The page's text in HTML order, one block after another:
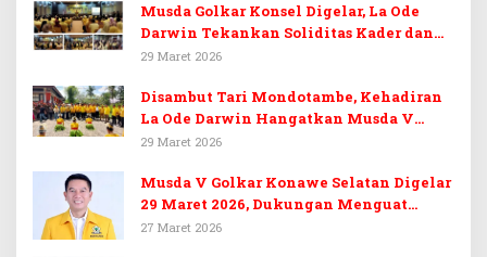
Musda Golkar Konsel Digelar, La Ode
Darwin Tekankan Soliditas Kader dan
Target 14 Kursi DPRD Konawe Selatan
29 Maret 2026
Disambut Tari Mondotambe, Kehadiran
La Ode Darwin Hangatkan Musda V
Golkar Konsel
29 Maret 2026
Musda V Golkar Konawe Selatan Digelar
29 Maret 2026, Dukungan Menguat
untuk Irham Kalenggo
27 Maret 2026